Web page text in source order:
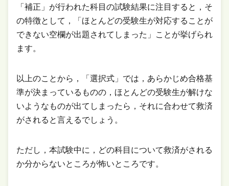
「補正」が行われた科目の試験結果に注目すると，そ
の特徴として，「ほとんどの受験生が対応することが
できない空欄が出題されてしまった」ことが挙げられ
ます。
以上のことから，「選択式」では，あらかじめ合格基
準が決まっているものの，ほとんどの受験生が解けな
いようなものが出てしまったら，それに合わせて救済
がされると言えるでしょう。
ただし，本試験中に，どの科目について救済がされる
か分からないところが怖いところです。